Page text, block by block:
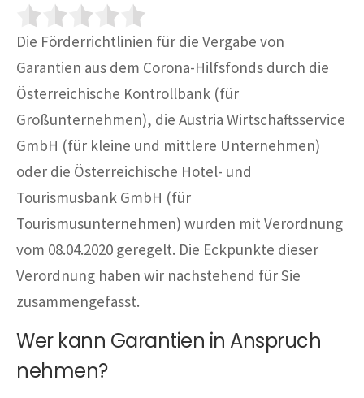
Die Förderrichtlinien für die Vergabe von
Garantien aus dem Corona-Hilfsfonds durch die
Österreichische Kontrollbank (für
Großunternehmen), die Austria Wirtschaftsservice
GmbH (für kleine und mittlere Unternehmen)
oder die Österreichische Hotel- und
Tourismusbank GmbH (für
Tourismusunternehmen) wurden mit Verordnung
vom 08.04.2020 geregelt. Die Eckpunkte dieser
Verordnung haben wir nachstehend für Sie
zusammengefasst.
Wer kann Garantien in Anspruch
nehmen?